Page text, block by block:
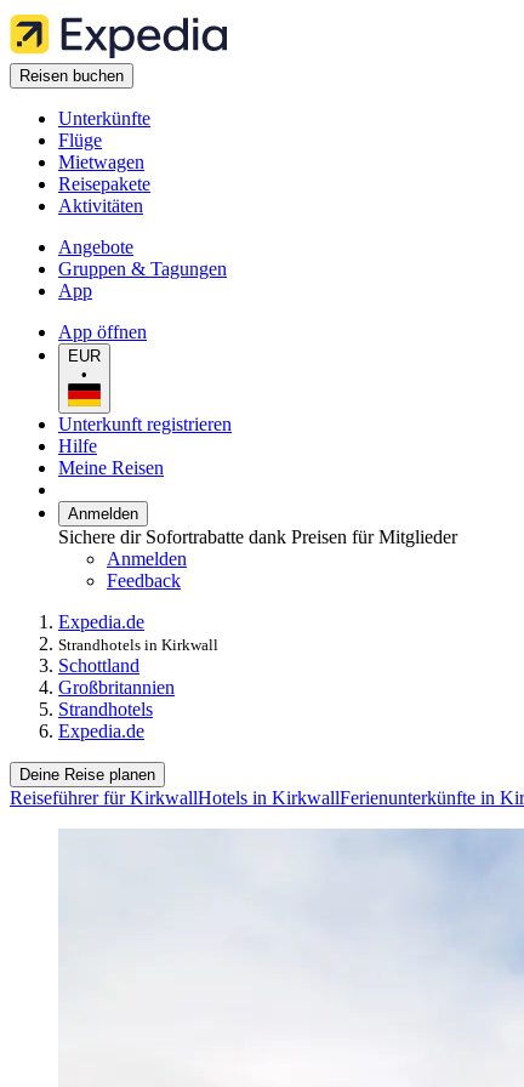
Reisen buchen
Unterkünfte
Flüge
Mietwagen
Reisepakete
Aktivitäten
Angebote
Gruppen & Tagungen
App
App öffnen
EUR
•
Unterkunft registrieren
Hilfe
Meine Reisen
Anmelden
Sichere dir Sofortrabatte dank Preisen für Mitglieder
Anmelden
Feedback
Expedia.de
Strandhotels in Kirkwall
Schottland
Großbritannien
Strandhotels
Expedia.de
Deine Reise planen
Reiseführer für KirkwallHotels in KirkwallFerienunterkünfte in